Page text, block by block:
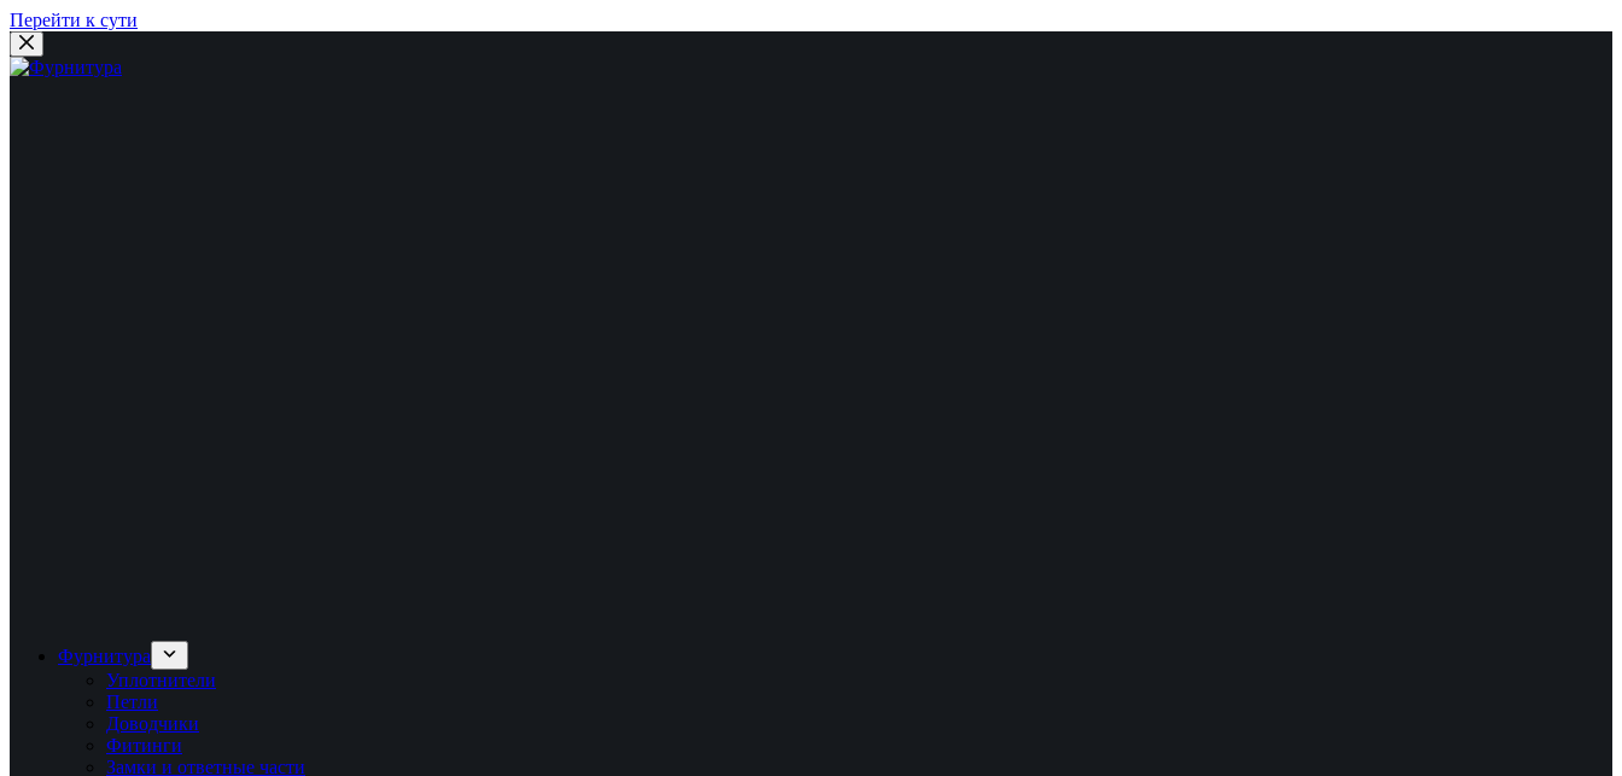
Перейти к сути
Фурнитура
Уплотнители
Петли
Доводчики
Фитинги
Замки и ответные части